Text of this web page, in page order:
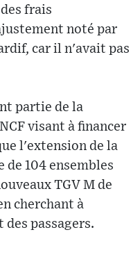
frais
noté par
car il n'avait pas
partie de la
visant à financer
l'extension de la
104 ensembles
TGV M de
cherchant à
passagers.